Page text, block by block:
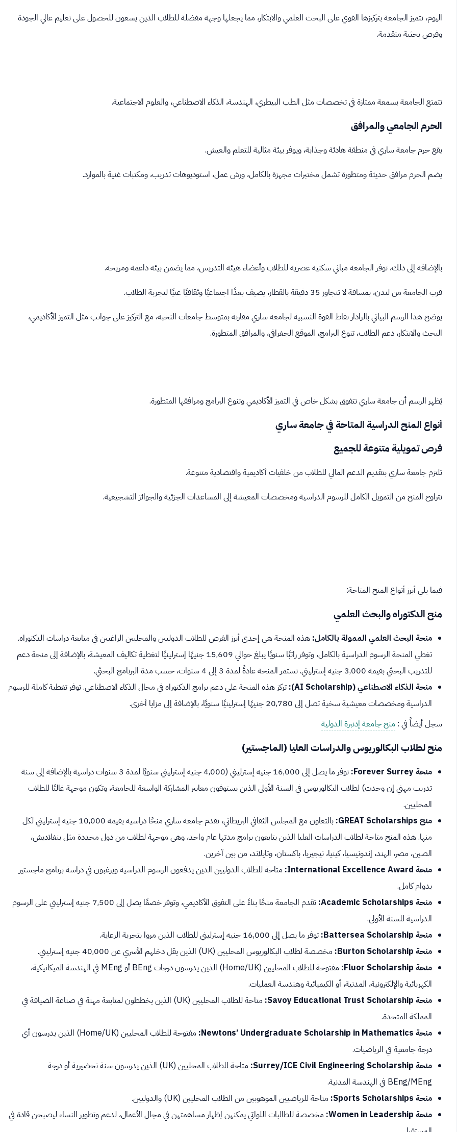
اليوم، تتميز الجامعة بتركيزها القوي على البحث العلمي والابتكار، مما يجعلها وجهة مفضلة للطلاب الذين يسعون للحصول على تعليم عالي الجودة
وفرص بحثية متقدمة.
تتمتع الجامعة بسمعة ممتازة في تخصصات مثل الطب البيطري، الهندسة، الذكاء الاصطناعي، والعلوم الاجتماعية.
الحرم الجامعي والمرافق
يقع حرم جامعة ساري في منطقة هادئة وجذابة، ويوفر بيئة مثالية للتعلم والعيش.
يضم الحرم مرافق حديثة ومتطورة تشمل مختبرات مجهزة بالكامل، ورش عمل، استوديوهات تدريب، ومكتبات غنية بالموارد.
بالإضافة إلى ذلك، توفر الجامعة مباني سكنية عصرية للطلاب وأعضاء هيئة التدريس، مما يضمن بيئة داعمة ومريحة.
قرب الجامعة من لندن، بمسافة لا تتجاوز 35 دقيقة بالقطار، يضيف بعدًا اجتماعيًا وثقافيًا غنيًا لتجربة الطلاب.
يوضح هذا الرسم البياني بالرادار نقاط القوة النسبية لجامعة ساري مقارنة بمتوسط جامعات النخبة، مع التركيز على جوانب مثل التميز الأكاديمي،
البحث والابتكار، دعم الطلاب، تنوع البرامج، الموقع الجغرافي، والمرافق المتطورة.
يُظهر الرسم أن جامعة ساري تتفوق بشكل خاص في التميز الأكاديمي وتنوع البرامج ومرافقها المتطورة.
أنواع المنح الدراسية المتاحة في جامعة ساري
فرص تمويلية متنوعة للجميع
تلتزم جامعة ساري بتقديم الدعم المالي للطلاب من خلفيات أكاديمية واقتصادية متنوعة.
تتراوح المنح من التمويل الكامل للرسوم الدراسية ومخصصات المعيشة إلى المساعدات الجزئية والجوائز التشجيعية.
فيما يلي أبرز أنواع المنح المتاحة:
منح الدكتوراه والبحث العلمي
منحة البحث العلمي الممولة بالكامل: هذه المنحة هي إحدى أبرز الفرص للطلاب الدوليين والمحليين الراغبين في متابعة دراسات الدكتوراه.
تغطي المنحة الرسوم الدراسية بالكامل، وتوفر راتبًا سنويًا يبلغ حوالي 15,609 جنيهًا إسترلينيًا لتغطية تكاليف المعيشة، بالإضافة إلى منحة دعم
للتدريب البحثي بقيمة 3,000 جنيه إسترليني. تستمر المنحة عادةً لمدة 3 إلى 4 سنوات، حسب مدة البرنامج البحثي.
منحة الذكاء الاصطناعي (AI Scholarship):
تركز هذه المنحة على دعم برامج الدكتوراه في مجال الذكاء الاصطناعي. توفر تغطية كاملة للرسوم
الدراسية ومخصصات معيشية سخية تصل إلى 20,780 جنيهًا إسترلينيًا سنويًا، بالإضافة إلى مزايا أخرى.
سجل أيضاً في : منح جامعة إدنبرة الدولية
منح لطلاب البكالوريوس والدراسات العليا (الماجستير)
منحة Forever Surrey:
توفر ما يصل إلى 16,000 جنيه إسترليني (4,000 جنيه إسترليني سنويًا لمدة 3 سنوات دراسية بالإضافة إلى سنة
تدريب مهني إن وجدت) لطلاب البكالوريوس في السنة الأولى الذين يستوفون معايير المشاركة الواسعة للجامعة، وتكون موجهة غالبًا للطلاب
المحليين.
منح GREAT Scholarships:
بالتعاون مع المجلس الثقافي البريطاني، تقدم جامعة ساري منحًا دراسية بقيمة 10,000 جنيه إسترليني لكل
منها. هذه المنح متاحة لطلاب الدراسات العليا الذين يتابعون برامج مدتها عام واحد، وهي موجهة لطلاب من دول محددة مثل بنغلاديش،
الصين، مصر، الهند، إندونيسيا، كينيا، نيجيريا، باكستان، وتايلاند، من بين آخرين.
منحة International Excellence Award:
متاحة للطلاب الدوليين الذين يدفعون الرسوم الدراسية ويرغبون في دراسة برنامج ماجستير
بدوام كامل.
منحة Academic Scholarships:
تقدم الجامعة منحًا بناءً على التفوق الأكاديمي، وتوفر خصمًا يصل إلى 7,500 جنيه إسترليني على الرسوم
الدراسية للسنة الأولى.
منحة Battersea Scholarship:
توفر ما يصل إلى 16,000 جنيه إسترليني للطلاب الذين مروا بتجربة الرعاية.
منحة Burton Scholarship:
مخصصة لطلاب البكالوريوس المحليين (UK) الذين يقل دخلهم الأسري عن 40,000 جنيه إسترليني.
منحة Fluor Scholarship:
مفتوحة للطلاب المحليين (Home/UK) الذين يدرسون درجات BEng أو MEng في الهندسة الميكانيكية،
الكهربائية والإلكترونية، المدنية، أو الكيميائية وهندسة العمليات.
منحة Savoy Educational Trust Scholarship:
متاحة للطلاب المحليين (UK) الذين يخططون لمتابعة مهنة في صناعة الضيافة في
المملكة المتحدة.
منحة Newtons’ Undergraduate Scholarship in Mathematics:
مفتوحة للطلاب المحليين (Home/UK) الذين يدرسون أي
درجة جامعية في الرياضيات.
منحة Surrey/ICE Civil Engineering Scholarship:
متاحة للطلاب المحليين (UK) الذين يدرسون سنة تحضيرية أو درجة
BEng/MEng في الهندسة المدنية.
منحة Sports Scholarships:
متاحة للرياضيين الموهوبين من الطلاب المحليين (UK) والدوليين.
منحة Women in Leadership:
مخصصة للطالبات اللواتي يمكنهن إظهار مساهمتهن في مجال الأعمال، لدعم وتطوير النساء ليصبحن قادة في